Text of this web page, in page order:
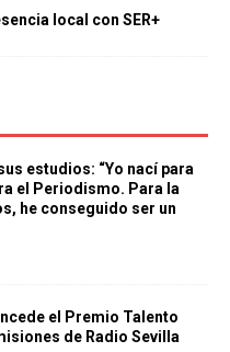
local con SER+
estudios: “Yo nací para
el Periodismo. Para la
he conseguido ser un
el Premio Talento
de Radio Sevilla